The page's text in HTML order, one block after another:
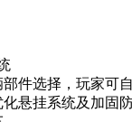
件选择，玩家可
悬挂系统及加固